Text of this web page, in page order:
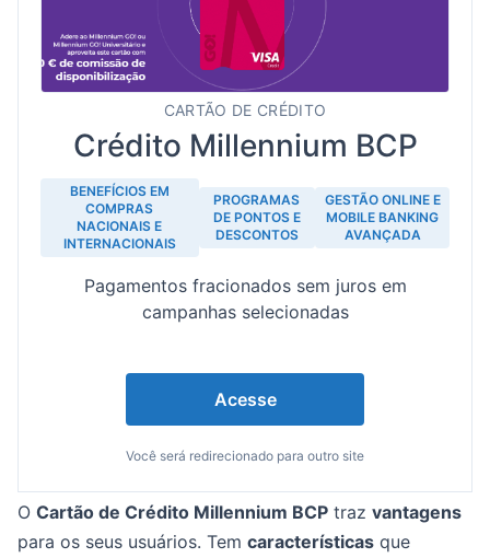
CARTÃO DE CRÉDITO
Crédito Millennium BCP
BENEFÍCIOS EM
COMPRAS
NACIONAIS E
INTERNACIONAIS
PROGRAMAS
DE PONTOS E
DESCONTOS
GESTÃO ONLINE E
MOBILE BANKING
AVANÇADA
Pagamentos fracionados sem juros em
campanhas selecionadas
Acesse
Você será redirecionado para outro site
O Cartão de Crédito Millennium BCP traz vantagens
para os seus usuários. Tem características que